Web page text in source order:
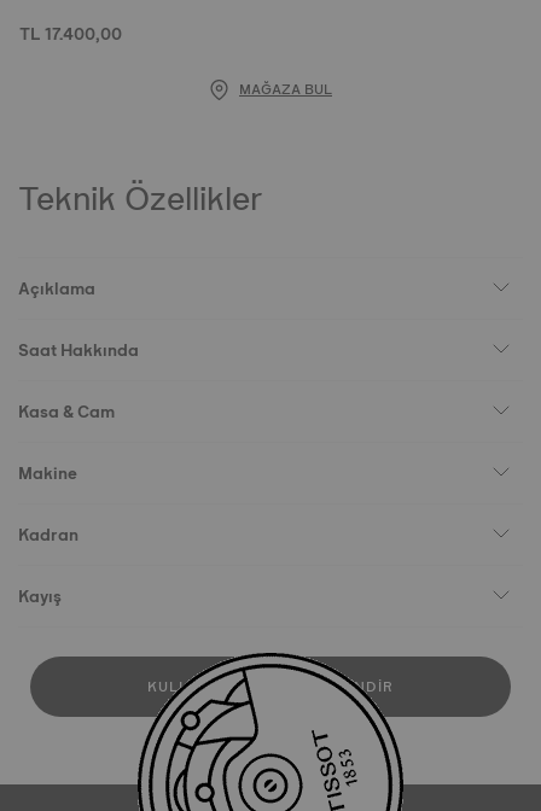
TL 17.400,00
MAĞAZA BUL
Teknik Özellikler
Açıklama
Saat Hakkında
Kasa & Cam
Makine
Kadran
Kayış
KULLANICI KILAVUZUNU İNDIR